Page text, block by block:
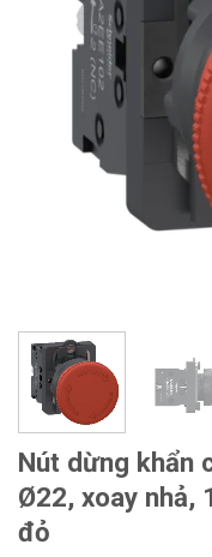
Nút dừng khẩn
Ø22, xoay nhả,
đỏ